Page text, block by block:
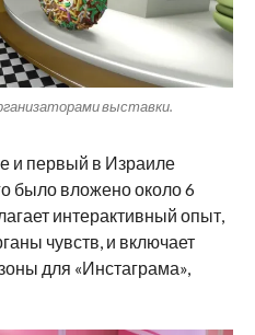
выставки.
и первый в Израиле
было вложено около 6
интерактивный опыт,
чувств, и включает
для «Инстаграма»,